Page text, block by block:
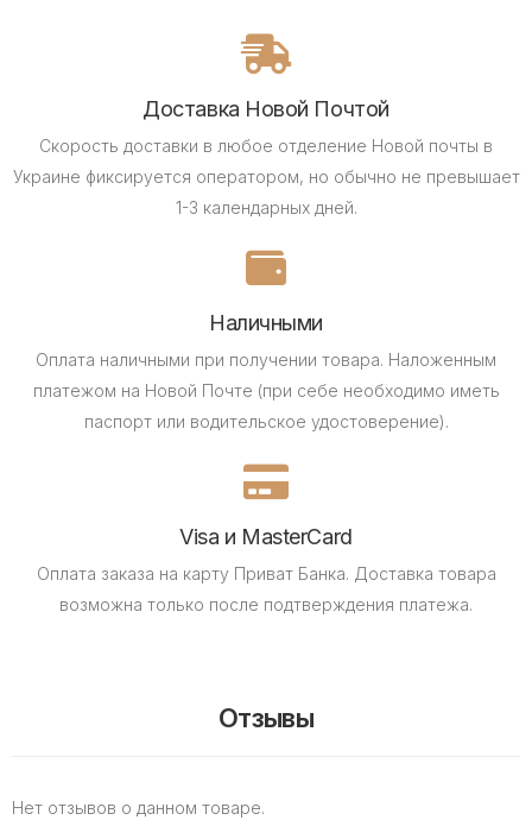
Доставка Новой Почтой
Скорость доставки в любое отделение Новой почты в
Украине фиксируется оператором, но обычно не превышает
1-3 календарных дней.
Наличными
Оплата наличными при получении товара. Наложенным
платежом на Новой Почте (при себе необходимо иметь
паспорт или водительское удостоверение).
Visa и MasterCard
Оплата заказа на карту Приват Банка. Доставка товара
возможна только после подтверждения платежа.
Отзывы
Нет отзывов о данном товаре.